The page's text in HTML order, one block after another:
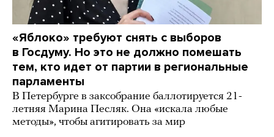
«Яблоко» требуют снять с выборов
в Госдуму. Но это не должно помешать
тем, кто идет от партии в региональные
парламенты
В Петербурге в заксобрание баллотируется 21-
летняя Марина Песляк. Она «искала любые
методы», чтобы агитировать за мир